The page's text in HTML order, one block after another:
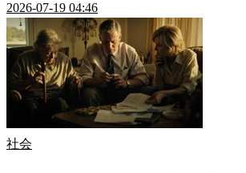
2026-07-19 04:46
社会